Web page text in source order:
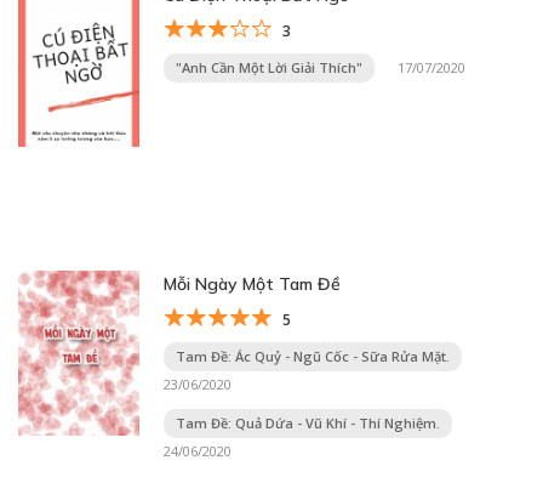
3
"Anh Cần Một Lời Giải Thích" 17/07/2020
Mỗi Ngày Một Tam Đề
5
Tam Đề: Ác Quỷ - Ngũ Cốc - Sữa Rửa Mặt.
23/06/2020
Tam Đề: Quả Dứa - Vũ Khí - Thí Nghiệm.
24/06/2020